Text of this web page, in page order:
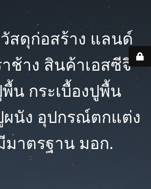
สดุก่อสร้าง แลนด์
ช้าง สินค้าเอสซีจี
น กระเบื้องปูพื้น
ผนัง อุปกรณ์ตกแต่ง
มาตรฐาน มอก.